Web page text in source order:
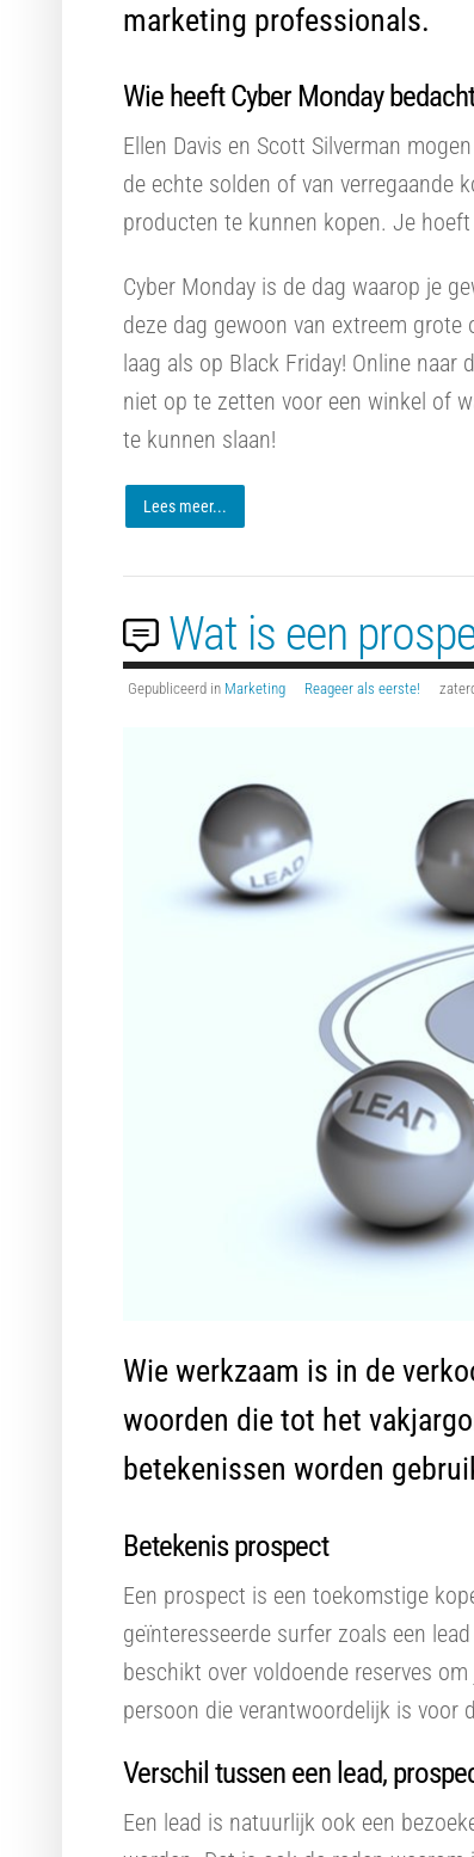
marketing professionals.
Wie heeft Cyber Monday
Ellen Davis en Scott Silverman
de echte solden of van verregaande
producten te kunnen kopen. Je
Cyber Monday is de dag waarop je
deze dag gewoon van extreem
laag als op Black Friday! Online
niet op te zetten voor een winkel of
te kunnen slaan!
Lees meer...
Wat is een
Gepubliceerd in Marketing Reageer als eerste!
Wie werkzaam is in de
woorden die tot het
betekenissen worden
Betekenis prospect
Een prospect is een toekomstige
geïnteresseerde surfer zoals een
beschikt over voldoende reserves
persoon die verantwoordelijk is voor
Verschil tussen een lead,
Een lead is natuurlijk ook een